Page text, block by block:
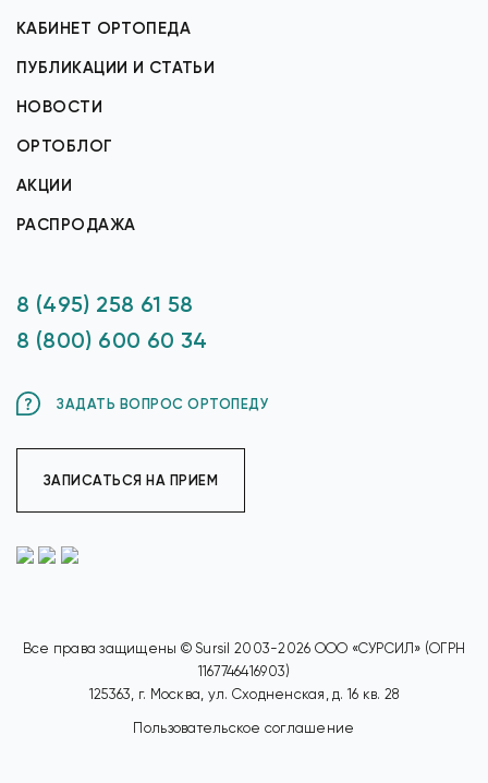
КАБИНЕТ ОРТОПЕДА
ПУБЛИКАЦИИ И СТАТЬИ
НОВОСТИ
ОРТОБЛОГ
АКЦИИ
РАСПРОДАЖА
8 (495) 258 61 58
8 (800) 600 60 34
ЗАДАТЬ ВОПРОС ОРТОПЕДУ
ЗАПИСАТЬСЯ НА ПРИЕМ
Все права защищены © Sursil 2003-2026 ООО «СУРСИЛ» (ОГРН
1167746416903)
125363, г. Москва, ул. Сходненская, д. 16 кв. 28
Пользовательское соглашение